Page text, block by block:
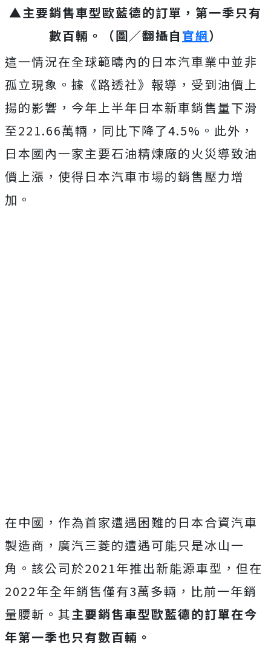
▲主要銷售車型歐藍德的訂單，第一季只有
數百輛。
（圖／翻攝自 官網）
這一情況在全球範疇內的日本汽車業中並非
孤立現象。據《路透社》報導，受到油價上
揚的影響，今年上半年日本新車銷售量下滑
至221.66萬輛，同比下降了4.5%。此外，
日本國內一家主要石油精煉廠的火災導致油
價上漲，使得日本汽車市場的銷售壓力增
加。
在中國，作為首家遭遇困難的日本合資汽車
製造商，廣汽三菱的遭遇可能只是冰山一
角。該公司於2021年推出新能源車型，但在
2022年全年銷售僅有3萬多輛，比前一年銷
量腰斬。其主要銷售車型歐藍德的訂單在今
年第一季也只有數百輛。